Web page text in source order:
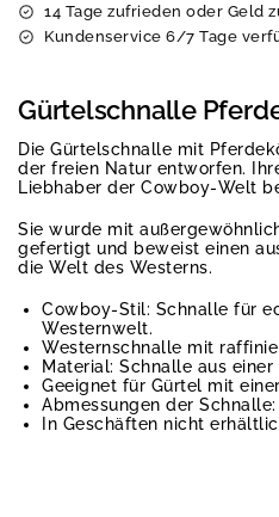
14 Tage zufrieden oder Geld
Kundenservice 6/7 Tage
Gürtelschnalle
Die Gürtelschnalle mit
der freien Natur entworfen.
Liebhaber der Cowboy-Welt
Sie wurde mit
gefertigt und beweist einen
die Welt des Westerns.
Cowboy-Stil: Schnalle für
Westernwelt.
Westernschnalle mit
Material: Schnalle aus
Geeignet für Gürtel mit
Abmessungen der Schnalle:
In Geschäften nicht